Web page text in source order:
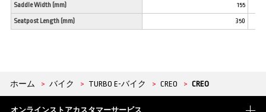
Saddle Width (mm) 155
Seatpost Length (mm) 350
ホーム > バイク > TURBO E-バイク > CREO > CREO
オンラインストアカスタマーサービス